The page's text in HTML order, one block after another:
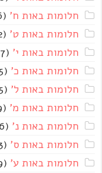
חלומות באות ח' (56)
חלומות באות ט' (12)
חלומות באות י' (27)
חלומות באות כ' (35)
חלומות באות ל' (25)
חלומות באות מ' (99)
חלומות באות נ' (26)
חלומות באות ס' (33)
חלומות באות ע' (39)